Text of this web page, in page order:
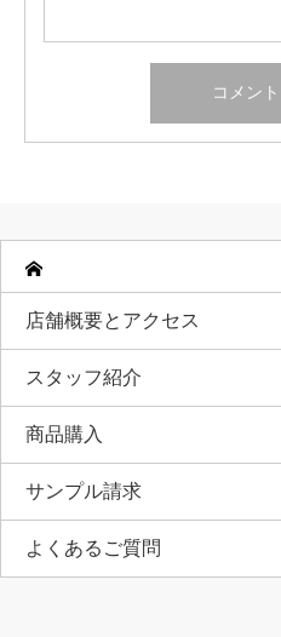
店舗概要とアクセス
スタッフ紹介
商品購入
サンプル請求
よくあるご質問